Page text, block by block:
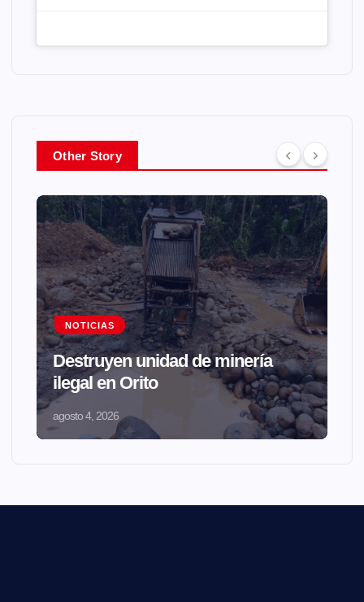
Other Story
NOTICIAS
Destruyen unidad de minería
ilegal en Orito
agosto 4, 2026